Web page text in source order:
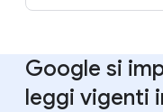
Google si
leggi vigenti